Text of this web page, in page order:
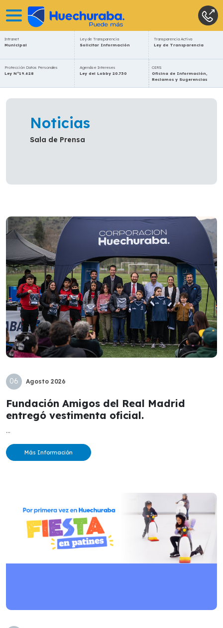
Intranet
Municipal
Ley de Transparencia
Solicitar Información
Transparencia Activa
Ley de Transparencia
Protección Datos Personales
Ley N°19.628
Agenda e Intereses
Ley del Lobby 20.730
OIRS
Oficina de Información,
Reclamos y Sugerencias
Noticias
Sala de Prensa
06 Agosto 2026
Fundación Amigos del Real Madrid
entregó vestimenta oficial.
...
Más Información